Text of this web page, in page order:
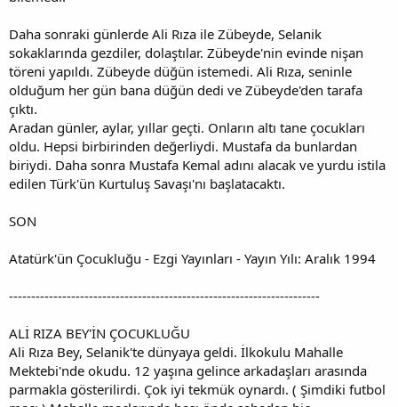
Daha sonraki günlerde Ali Rıza ile Zübeyde, Selanik
sokaklarında gezdiler, dolaştılar. Zübeyde'nin evinde nişan
töreni yapıldı. Zübeyde düğün istemedi. Ali Rıza, seninle
olduğum her gün bana düğün dedi ve Zübeyde'den tarafa
çıktı.
Aradan günler, aylar, yıllar geçti. Onların altı tane çocukları
oldu. Hepsi birbirinden değerliydi. Mustafa da bunlardan
biriydi. Daha sonra Mustafa Kemal adını alacak ve yurdu istila
edilen Türk'ün Kurtuluş Savaşı'nı başlatacaktı.
SON
Atatürk'ün Çocukluğu - Ezgi Yayınları - Yayın Yılı: Aralık 1994
----------------------------------------------------------------------
ALİ RIZA BEY'İN ÇOCUKLUĞU
Ali Rıza Bey, Selanik'te dünyaya geldi. İlkokulu Mahalle
Mektebi'nde okudu. 12 yaşına gelince arkadaşları arasında
parmakla gösterilirdi. Çok iyi tekmük oynardı. ( Şimdiki futbol